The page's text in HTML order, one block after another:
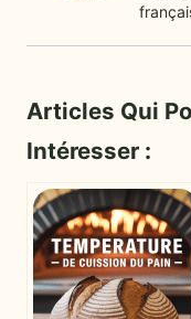
Articles Qui
Intéresser :